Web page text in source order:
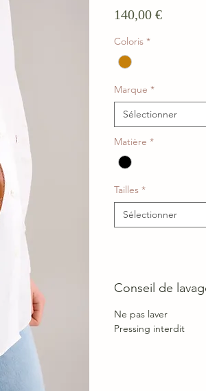
140,00 €Prix
Coloris *
Marque *
Sélectionner
Matière *
Tailles *
Sélectionner
Conseil de
Ne pas laver
Pressing interdit